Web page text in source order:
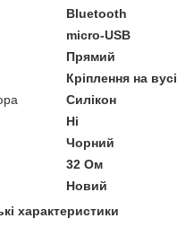
Bluetooth
micro-USB
Прямий
Кріплення на вусі
Силікон
Ні
Чорний
32 Ом
Новий
характеристики